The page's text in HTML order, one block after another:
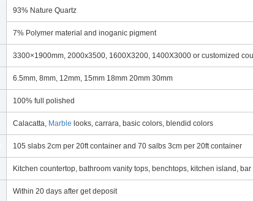
93% Nature Quartz
7% Polymer material and inoganic pigment
3300×1900mm, 2000x3500, 1600X3200, 1400X3000 or customized
6.5mm, 8mm, 12mm, 15mm 18mm 20mm 30mm
100% full polished
Calacatta, Marble looks, carrara, basic colors, blendid colors
105 slabs 2cm per 20ft container and 70 salbs 3cm per 20ft container
Kitchen countertop, bathroom vanity tops, benchtops, kitchen island,
Within 20 days after get deposit